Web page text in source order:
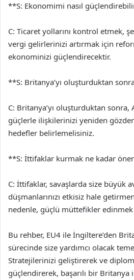
**S: Ekonomimi nasıl
C: Ticaret yollarını kontrol etmek,
vergi gelirlerinizi artırmak için
ekonominizi güçlendirecektir.
**S: Britanya’yı oluşturduktan
C: Britanya’yı oluşturduktan sonra,
güçlerle ilişkilerinizi yeniden
hedefler belirlemelisiniz.
**S: İttifaklar kurmak ne kadar
C: İttifaklar, savaşlarda size büyük
düşmanlarınızı etkisiz hale
nedenle, güçlü müttefikler
Bu rehber, EU4 ile İngiltere’den
sürecinde size yardımcı olacak
Stratejilerinizi geliştirerek ve
güçlendirerek, başarılı bir